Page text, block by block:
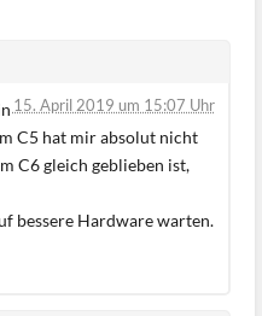
15. April 2019 um 15:07 Uhr
C5 hat mir absolut nicht
C6 gleich geblieben ist,
bessere Hardware warten.